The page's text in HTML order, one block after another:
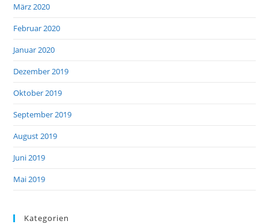
März 2020
Februar 2020
Januar 2020
Dezember 2019
Oktober 2019
September 2019
August 2019
Juni 2019
Mai 2019
Kategorien